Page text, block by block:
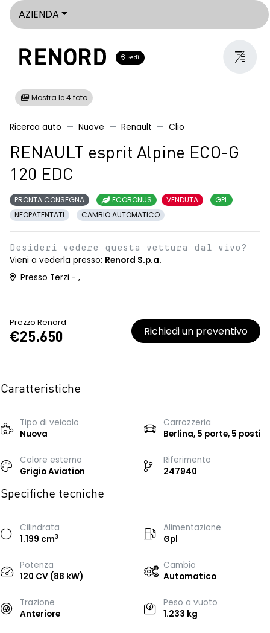
AZIENDA
Sedi
Mostra le 4 foto
Ricerca auto Nuove Renault Clio
RENAULT esprit Alpine ECO-G
120 EDC
PRONTA CONSEGNA ECOBONUS VENDUTA
GPL
NEOPATENTATI
CAMBIO AUTOMATICO
Desideri vedere questa vettura dal vivo?
Vieni a vederla presso: Renord S.p.a.
Presso Terzi - ,
Prezzo Renord
€25.650 Richiedi un preventivo
Caratteristiche
Tipo di veicolo
Nuova
Carrozzeria
Berlina, 5 porte, 5 posti
Colore esterno
Grigio Aviation
Riferimento
247940
Specifiche tecniche
Cilindrata
1.199 cm3
Alimentazione
Gpl
Potenza
120 CV (88 kW)
Cambio
Automatico
Trazione
Anteriore
Peso a vuoto
1.233 kg